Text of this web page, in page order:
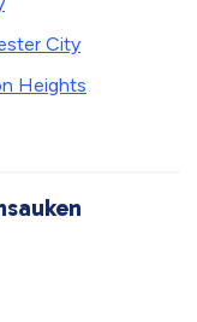
City
Heights